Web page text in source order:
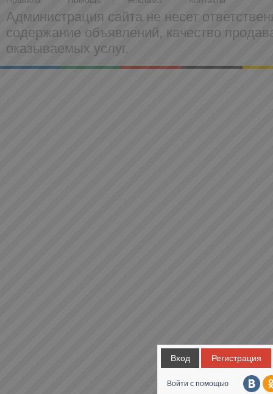
Администрация сайта не несет
содержание объявлений, качество
оказываемых услуг.
Вход Регистрация
Войти с помощью